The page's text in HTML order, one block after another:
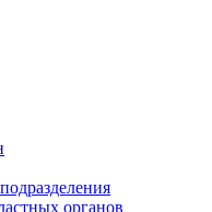
органов